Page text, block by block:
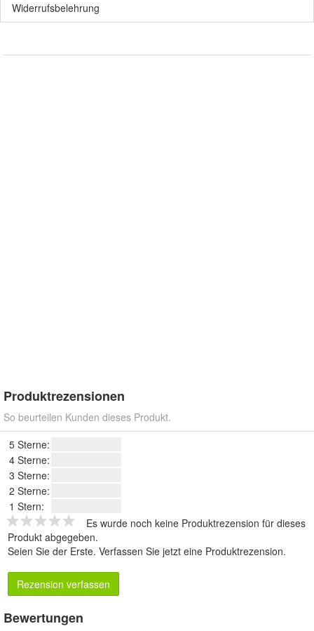
Widerrufsbelehrung
Produktrezensionen
So beurteilen Kunden dieses Produkt.
5 Sterne:
4 Sterne:
3 Sterne:
2 Sterne:
1 Stern:
Es wurde noch keine Produktrezension für dieses
Produkt abgegeben.
Seien Sie der Erste. Verfassen Sie jetzt eine Produktrezension.
Rezension verfassen
Bewertungen